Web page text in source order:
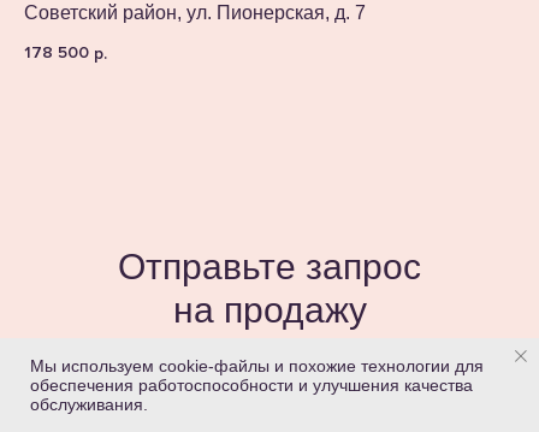
Советский район, ул. Пионерская, д. 7
178 500 р.
Отправьте запрос
на продажу
недвижимости
Наш специалист свяжется с вами
Мы используем cookie-файлы и похожие технологии для
обеспечения работоспособности и улучшения качества
обслуживания.